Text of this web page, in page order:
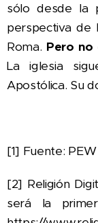
sólo desde la
perspectiva de
Roma. Pero
La iglesia
Apostólica. Su
[1] Fuente:
[2] Religión
será la